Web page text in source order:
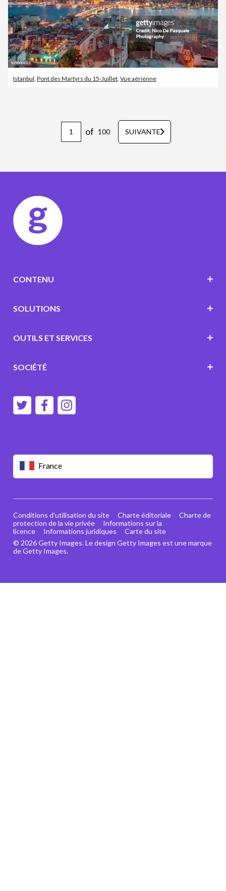
Istanbul Pont des Martyrs du 15-Juillet Vue aérienne
of 100 SUIVANTE
France
CONTENU
SOLUTIONS
OUTILS ET SERVICES
SOCIÉTÉ
© 2026 Getty Images. Le design Getty Images est une marque
de Getty Images.
Conditions d'utilisation du site Charte éditoriale
Charte de
protection de la vie privée
Informations sur la
licence
Informations juridiques Carte du site